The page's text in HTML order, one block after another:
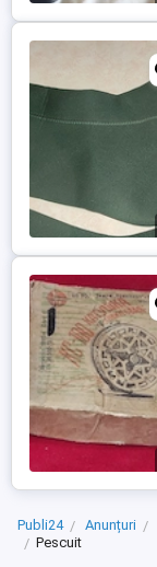
Publi24 Anunțuri
Pescuit